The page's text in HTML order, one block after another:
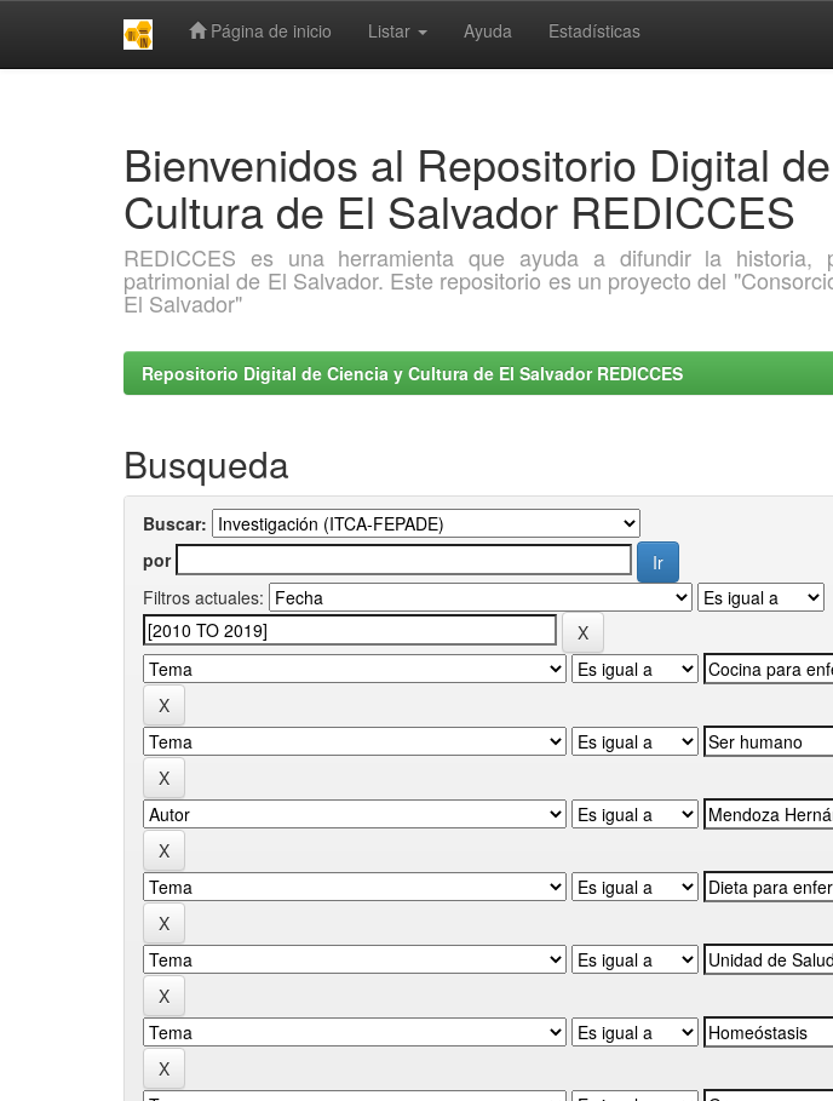
Página de inicio Listar Ayuda Estadísticas
Bienvenidos al Repositorio Digital
Cultura de El Salvador REDICCES
REDICCES es una herramienta que ayuda a difundir la historia,
patrimonial de El Salvador. Este repositorio es un proyecto del
El Salvador"
Repositorio Digital de Ciencia y Cultura de El Salvador REDICCES
Busqueda
Buscar:
por
Filtros actuales: